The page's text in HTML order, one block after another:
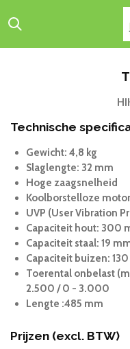
direct
Technische
Gewicht: 4,8 kg
Slaglengte: 32 mm
Hoge zaagsnelheid
Koolborstelloze motor
UVP (User Vibration
Capaciteit hout: 300
Capaciteit staal: 19
Capaciteit buizen:
Toerental onbelast
2.500 / 0 - 3.000
Lengte :485 mm
Prijzen (excl. BTW)